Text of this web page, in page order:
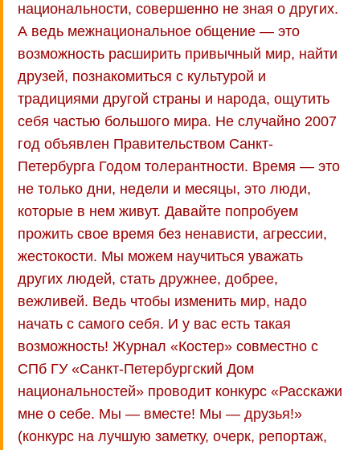
национальности, совершенно не зная о других.
А ведь межнациональное общение — это
возможность расширить привычный мир, найти
друзей, познакомиться с культурой и
традициями другой страны и народа, ощутить
себя частью большого мира. Не случайно 2007
год объявлен Правительством Санкт-
Петербурга Годом толерантности. Время — это
не только дни, недели и месяцы, это люди,
которые в нем живут. Давайте попробуем
прожить свое время без ненависти, агрессии,
жестокости. Мы можем научиться уважать
других людей, стать дружнее, добрее,
вежливей. Ведь чтобы изменить мир, надо
начать с самого себя. И у вас есть такая
возможность! Журнал «Костер» совместно с
СПб ГУ «Санкт-Петербургский Дом
национальностей» проводит конкурс «Расскажи
мне o себе. Мы — вместе! Мы — друзья!»
(конкурс на лучшую заметку, очерк, репортаж,